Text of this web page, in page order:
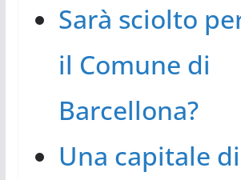
Sarà sciolto
il Comune di
Barcellona?
Una capitale